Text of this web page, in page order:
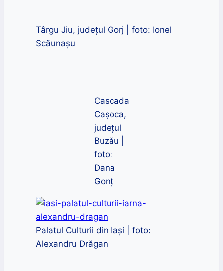
Târgu Jiu, județul Gorj | foto: Ionel
Scăunașu
Cascada
Cașoca,
județul
Buzău |
foto:
Dana
Gonț
Palatul Culturii din Iași | foto:
Alexandru Drăgan